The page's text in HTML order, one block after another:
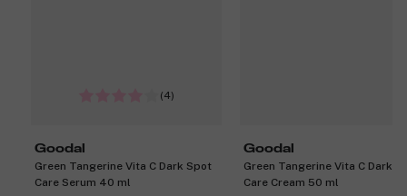
(4)
Goodal
Green Tangerine Vita C Dark Spot
Care Serum 40 ml
Goodal
Green Tangerine Vita C Dark
Care Cream 50 ml